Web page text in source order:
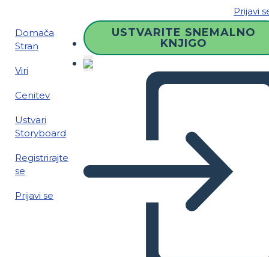
Prijavi
Domača
Stran
Viri
Cenitev
Ustvari
Storyboard
Registrirajte
se
Prijavi se
USTVARITE SNEMALNO
KNJIGO